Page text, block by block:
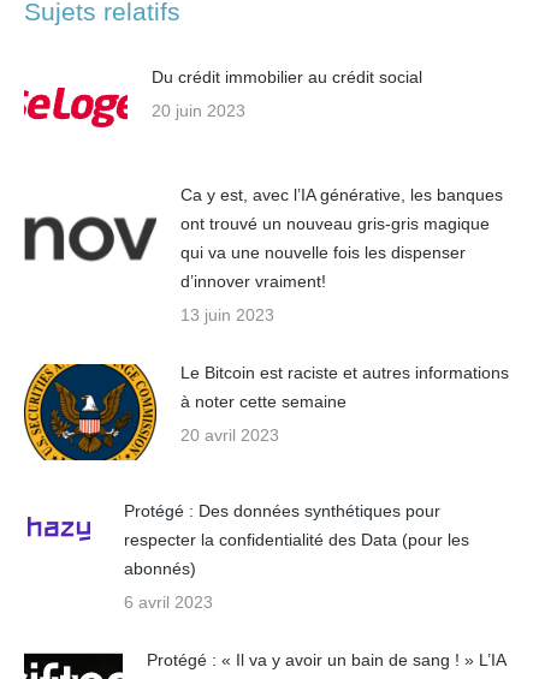
Sujets relatifs
Du crédit immobilier au crédit social
20 juin 2023
Ca y est, avec l’IA générative, les banques
ont trouvé un nouveau gris-gris magique
qui va une nouvelle fois les dispenser
d’innover vraiment!
13 juin 2023
Le Bitcoin est raciste et autres informations
à noter cette semaine
20 avril 2023
Protégé : Des données synthétiques pour
respecter la confidentialité des Data (pour les
abonnés)
6 avril 2023
Protégé : « Il va y avoir un bain de sang ! » L’IA